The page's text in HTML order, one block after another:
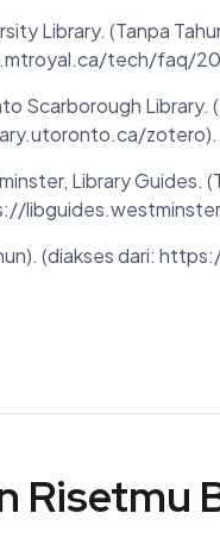
Library. (Tanpa
tech/faq/
Scarborough Library.
zotero).
Library Guides.
(diakses dari:
Risetmu